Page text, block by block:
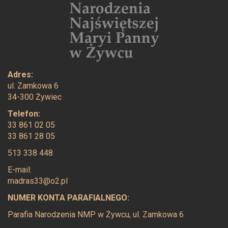
Adres:
ul. Zamkowa 6
34-300 Żywiec
Telefon:
33 861 02 05
33 861 28 05
513 338 448
E-mail:
madras33@o2.pl
NUMER KONTA PARAFIALNEGO:
Parafia Narodzenia NMP w Żywcu, ul. Zamkowa 6